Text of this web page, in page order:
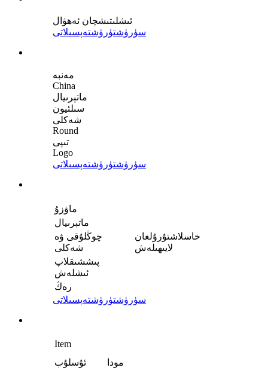
ئىشلىتىشچان ئەھۋال
سۈرۈشتۈرۈشتەپسىلاتى
مەنبە
China
ماتېرىيال
سىلئيون
شەكلى
Round
تىپى
Logo
سۈرۈشتۈرۈشتەپسىلاتى
ماۋزۇ
ماتېرىيال
چوڭلۇقى ۋە
شەكلى
خاسلاشتۇرۇلغان
لايىھىلەش
پىششىقلاپ
ئىشلەش
رەڭ
سۈرۈشتۈرۈشتەپسىلاتى
Item
ئۇسلۇب
مودا